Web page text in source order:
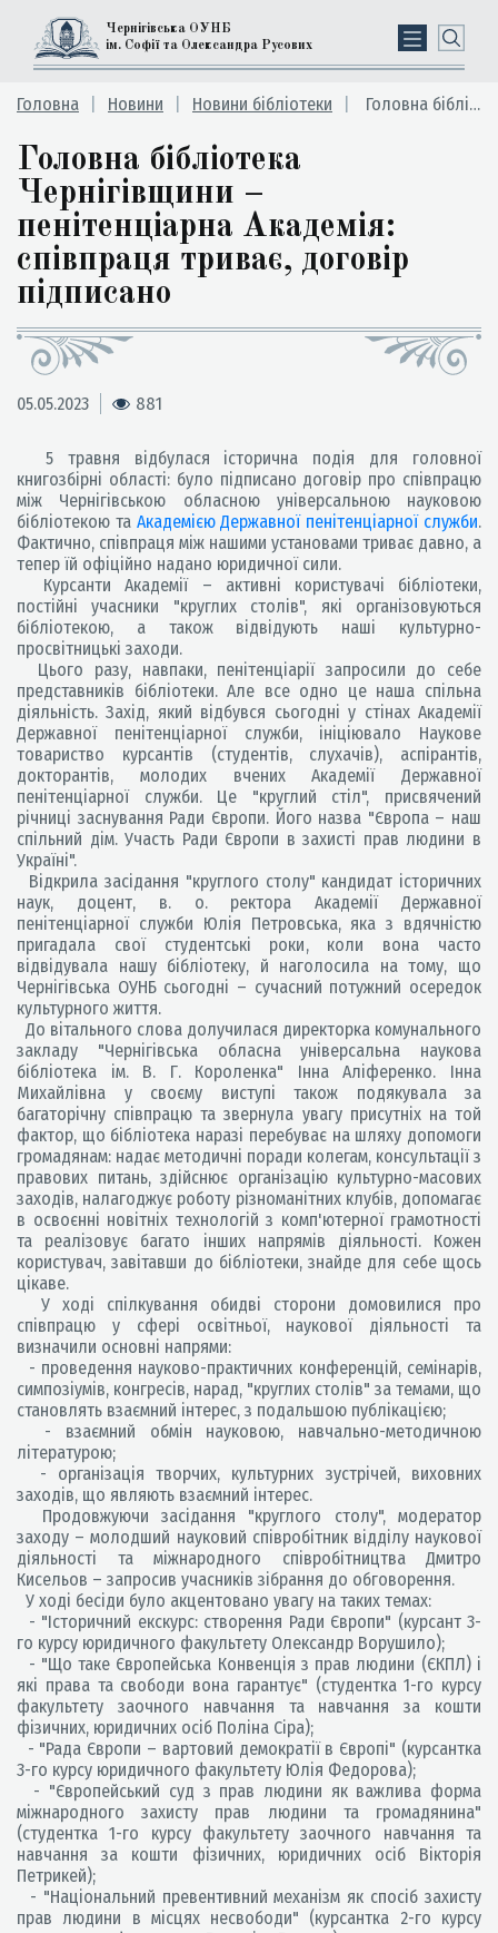
Чернігівська ОУНБ
ім. Софії та Олександра Русових
Головна Новини Новини бібліотеки Головна бібліотека Чернігівщини – пенітенціарна Академія: співпраця триває, договір підписано
Головна бібліотека
Чернігівщини –
пенітенціарна Академія:
співпраця триває, договір
підписано
05.05.2023 881
5 травня відбулася історична подія для головної
книгозбірні області: було підписано договір про співпрацю
між Чернігівською обласною універсальною науковою
бібліотекою та Академією Державної пенітенціарної служби.
Фактично, співпраця між нашими установами триває давно, а
тепер їй офіційно надано юридичної сили.
Курсанти Академії – активні користувачі бібліотеки,
постійні учасники "круглих столів", які організовуються
бібліотекою, а також відвідують наші культурно-
просвітницькі заходи.
Цього разу, навпаки, пенітенціарії запросили до себе
представників бібліотеки. Але все одно це наша спільна
діяльність. Захід, який відбувся сьогодні у стінах Академії
Державної пенітенціарної служби, ініціювало Наукове
товариство курсантів (студентів, слухачів), аспірантів,
докторантів, молодих вчених Академії Державної
пенітенціарної служби. Це "круглий стіл", присвячений
річниці заснування Ради Європи. Його назва "Європа – наш
спільний дім. Участь Ради Європи в захисті прав людини в
Україні".
Відкрила засідання "круглого столу" кандидат історичних
наук, доцент, в. о. ректора Академії Державної
пенітенціарної служби Юлія Петровська, яка з вдячністю
пригадала свої студентські роки, коли вона часто
відвідувала нашу бібліотеку, й наголосила на тому, що
Чернігівська ОУНБ сьогодні – сучасний потужний осередок
культурного життя.
До вітального слова долучилася директорка комунального
закладу "Чернігівська обласна універсальна наукова
бібліотека ім. В. Г. Короленка" Інна Аліференко. Інна
Михайлівна у своєму виступі також подякувала за
багаторічну співпрацю та звернула увагу присутніх на той
фактор, що бібліотека наразі перебуває на шляху допомоги
громадянам: надає методичні поради колегам, консультації з
правових питань, здійснює організацію культурно-масових
заходів, налагоджує роботу різноманітних клубів, допомагає
в освоєнні новітніх технологій з комп'ютерної грамотності
та реалізовує багато інших напрямів діяльності. Кожен
користувач, завітавши до бібліотеки, знайде для себе щось
цікаве.
У ході спілкування обидві сторони домовилися про
співпрацю у сфері освітньої, наукової діяльності та
визначили основні напрями:
- проведення науково-практичних конференцій, семінарів,
симпозіумів, конгресів, нарад, "круглих столів" за темами, що
становлять взаємний інтерес, з подальшою публікацією;
- взаємний обмін науковою, навчально-методичною
літературою;
- організація творчих, культурних зустрічей, виховних
заходів, що являють взаємний інтерес.
Продовжуючи засідання "круглого столу", модератор
заходу – молодший науковий співробітник відділу наукової
діяльності та міжнародного співробітництва Дмитро
Кисельов – запросив учасників зібрання до обговорення.
У ході бесіди було акцентовано увагу на таких темах:
- "Історичний екскурс: створення Ради Європи" (курсант 3-
го курсу юридичного факультету Олександр Ворушило);
- "Що таке Європейська Конвенція з прав людини (ЄКПЛ) і
які права та свободи вона гарантує" (студентка 1-го курсу
факультету заочного навчання та навчання за кошти
фізичних, юридичних осіб Поліна Сіра);
- "Рада Європи – вартовий демократії в Європі" (курсантка
3-го курсу юридичного факультету Юлія Федорова);
- "Європейський суд з прав людини як важлива форма
міжнародного захисту прав людини та громадянина"
(студентка 1-го курсу факультету заочного навчання та
навчання за кошти фізичних, юридичних осіб Вікторія
Петрикей);
- "Національний превентивний механізм як спосіб захисту
прав людини в місцях несвободи" (курсантка 2-го курсу